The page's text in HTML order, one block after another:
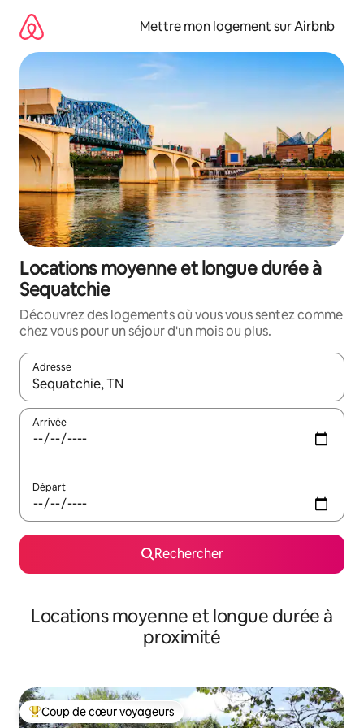
directement
contenu
Mettre mon logement sur Airbnb
Locations moyenne et longue durée à
Sequatchie
Découvrez des logements où vous vous sentez comme
chez vous pour un séjour d'un mois ou plus.
Adresse
Lorsque les résultats s'affichent, utilisez les flèches vers le
Arrivée
Départ
Rechercher
Locations moyenne et longue durée à
proximité
Coups de cœur voyageurs les plus appréciés
Coup de cœur voyageurs